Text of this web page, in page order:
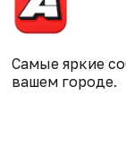
Самые яркие
вашем городе.